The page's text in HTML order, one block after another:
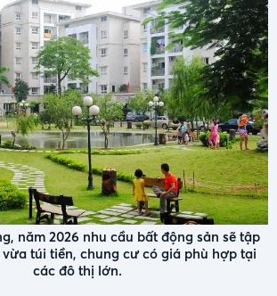
năm 2026 nhu cầu bất động sản sẽ tập
túi tiền, chung cư có giá phù hợp tại
các đô thị lớn.